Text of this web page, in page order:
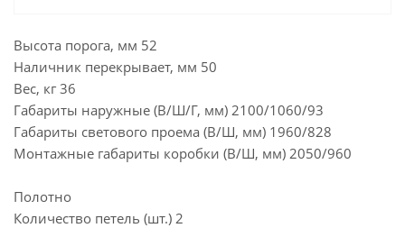
Высота порога, мм 52
Наличник перекрывает, мм 50
Вес, кг 36
Габариты наружные (В/Ш/Г, мм) 2100/1060/93
Габариты светового проема (В/Ш, мм) 1960/828
Монтажные габариты коробки (В/Ш, мм) 2050/960
Полотно
Количество петель (шт.) 2